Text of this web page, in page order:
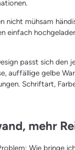
nicht mühsam
einfach
passt sich den
auffällige gelbe
Schriftart,
mehr
Wie bringe